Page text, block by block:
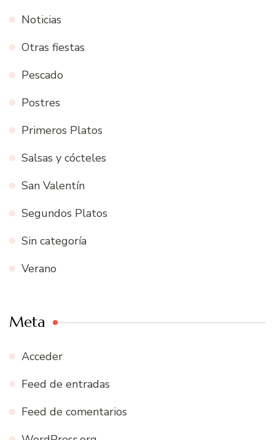
Noticias
Otras fiestas
Pescado
Postres
Primeros Platos
Salsas y cócteles
San Valentín
Segundos Platos
Sin categoría
Verano
Meta
Acceder
Feed de entradas
Feed de comentarios